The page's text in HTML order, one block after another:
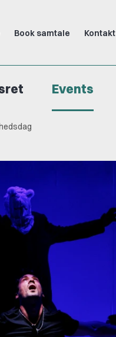
Book samtale Kontakt
Events